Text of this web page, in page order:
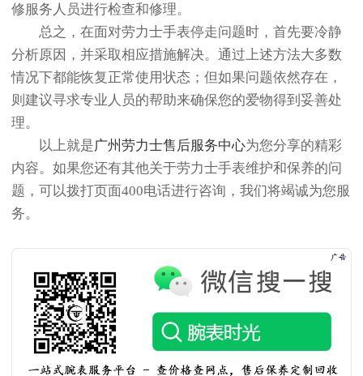
修服务人员进行检查和修理。
总之，在面对劳力士手表停走问题时，首先要冷静
分析原因，并采取相应措施解决。通过上述方法大多数
情况下都能恢复正常使用状态；但如果问题依然存在，
则建议寻求专业人员的帮助来确保您的爱物得到妥善处
理。
以上就是广州劳力士售后服务中心为您分享的精彩
内容。如果您还有其他关于劳力士手表维护和保养的问
题，可以拨打页面400电话进行咨询，我们将竭诚为您服
务。